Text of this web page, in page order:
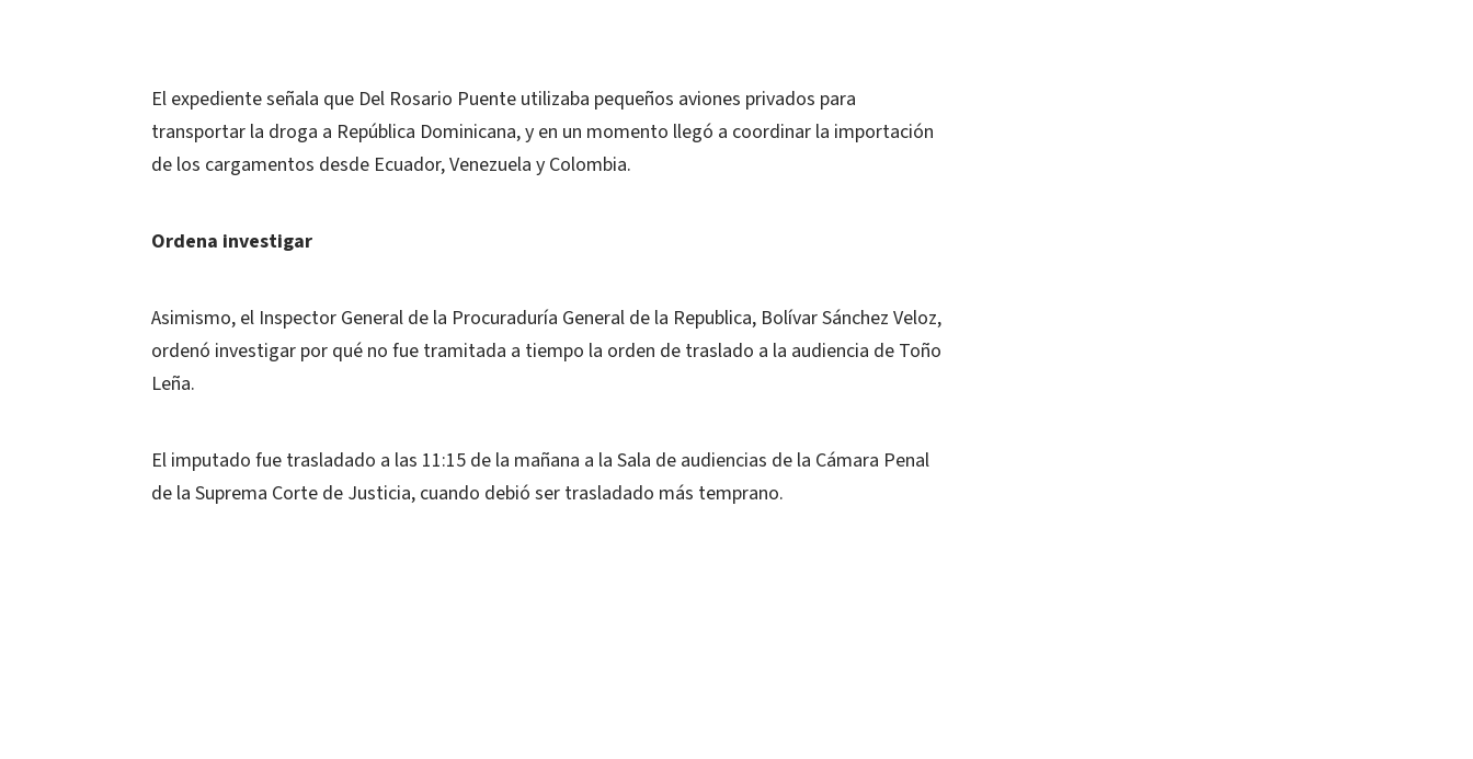
El expediente señala que Del Rosario Puente utilizaba pequeños aviones privados para
transportar la droga a República Dominicana, y en un momento llegó a coordinar la importación
de los cargamentos desde Ecuador, Venezuela y Colombia.
Ordena investigar
Asimismo, el Inspector General de la Procuraduría General de la Republica, Bolívar Sánchez Veloz,
ordenó investigar por qué no fue tramitada a tiempo la orden de traslado a la audiencia de Toño
Leña.
El imputado fue trasladado a las 11:15 de la mañana a la Sala de audiencias de la Cámara Penal
de la Suprema Corte de Justicia, cuando debió ser trasladado más temprano.